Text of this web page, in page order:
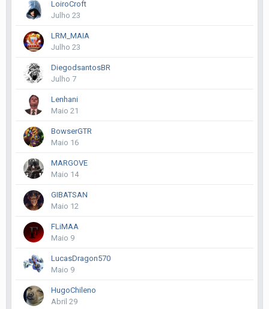
LoiroCroft
Julho 23
LRM_MAIA
Julho 23
DiegodsantosBR
Julho 7
Lenhani
Maio 21
BowserGTR
Maio 16
MARGOVE
Maio 14
GIBATSAN
Maio 12
FLiMAA
Maio 9
LucasDragon570
Maio 9
HugoChileno
Abril 29